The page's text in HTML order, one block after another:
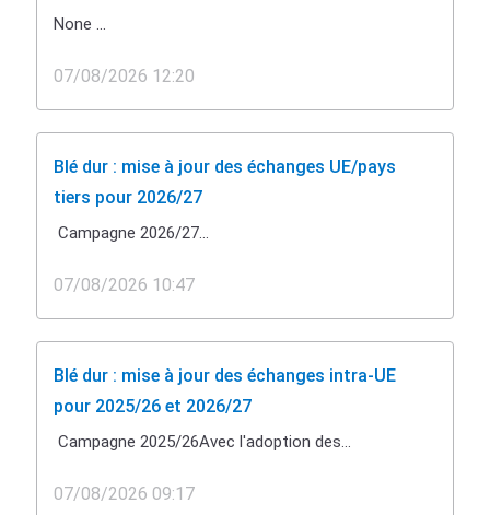
None ...
07/08/2026 12:20
Blé dur : mise à jour des échanges UE/pays
tiers pour 2026/27
Campagne 2026/27...
07/08/2026 10:47
Blé dur : mise à jour des échanges intra-UE
pour 2025/26 et 2026/27
Campagne 2025/26Avec l'adoption des...
07/08/2026 09:17